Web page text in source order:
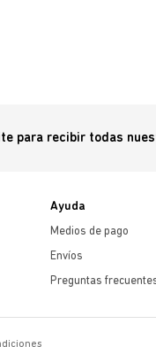
para recibir todas
Ayuda
Medios de pago
Envíos
Preguntas